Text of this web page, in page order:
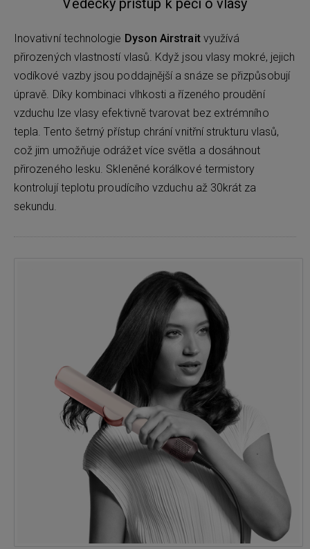
Inovativní technologie Dyson Airstraitvyužívá
přirozených vlastností vlasů. Když jsou vlasy mokré, jejich
vodíkové vazby jsou poddajnější a snáze se přizpůsobují
úpravě. Díky kombinaci vlhkosti a řízeného proudění
vzduchu lze vlasy efektivně tvarovat bez extrémního
tepla. Tento šetrný přístup chrání vnitřní strukturu vlasů,
což jim umožňuje odrážet více světla a dosáhnout
přirozeného lesku. Skleněné korálkové termistory
kontrolují teplotu proudícího vzduchu až 30krát za
sekundu.